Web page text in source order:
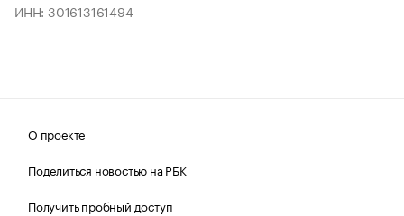
ИНН: 301613161494
О проекте
Поделиться новостью на РБК
Получить пробный доступ